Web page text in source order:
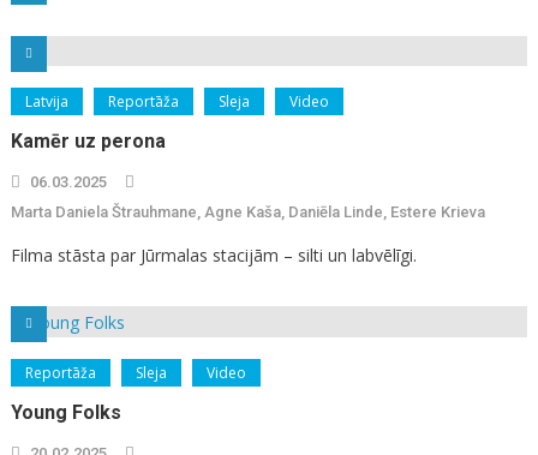
Latvija Reportāža Sleja Video
Kamēr uz perona
06.03.2025
Marta Daniela Štrauhmane, Agne Kaša, Daniēla Linde, Estere Krieva
Filma stāsta par Jūrmalas stacijām – silti un labvēlīgi.
Reportāža Sleja Video
Young Folks